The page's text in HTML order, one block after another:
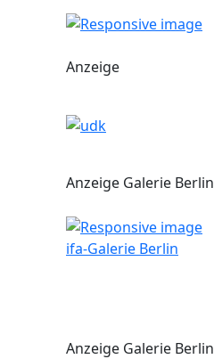
Anzeige
Anzeige Galerie Berlin
ifa-Galerie Berlin
Anzeige Galerie Berlin